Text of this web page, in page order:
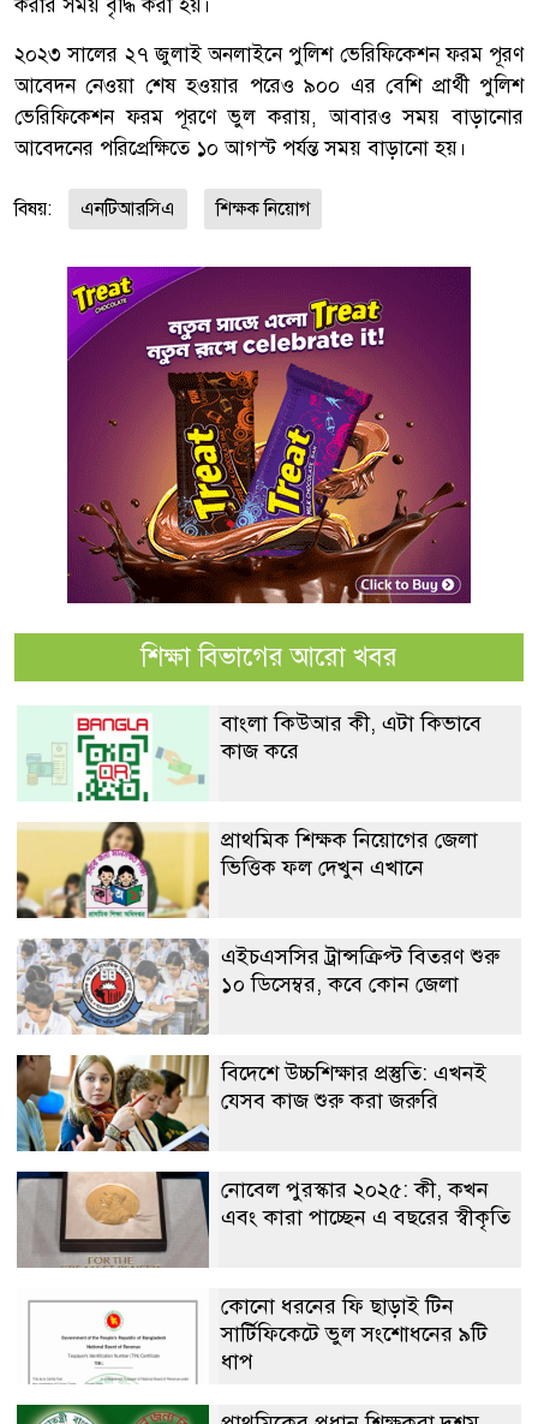
করার সময় বৃদ্ধি করা হয়।
২০২৩ সালের ২৭ জুলাই অনলাইনে পুলিশ ভেরিফিকেশন ফরম পূরণ
আবেদন নেওয়া শেষ হওয়ার পরেও ৯০০ এর বেশি প্রার্থী পুলিশ
ভেরিফিকেশন ফরম পূরণে ভুল করায়, আবারও সময় বাড়ানোর
আবেদনের পরিপ্রেক্ষিতে ১০ আগস্ট পর্যন্ত সময় বাড়ানো হয়।
বিষয়: এনটিআরসিএ শিক্ষক নিয়োগ
শিক্ষা বিভাগের আরো খবর
বাংলা কিউআর কী, এটা কিভাবে
কাজ করে
প্রাথমিক শিক্ষক নিয়োগের জেলা
ভিত্তিক ফল দেখুন এখানে
এইচএসসির ট্রান্সক্রিপ্ট বিতরণ শুরু
১০ ডিসেম্বর, কবে কোন জেলা
বিদেশে উচ্চশিক্ষার প্রস্তুতি: এখনই
যেসব কাজ শুরু করা জরুরি
নোবেল পুরস্কার ২০২৫: কী, কখন
এবং কারা পাচ্ছেন এ বছরের স্বীকৃতি
কোনো ধরনের ফি ছাড়াই টিন
সার্টিফিকেটে ভুল সংশোধনের ৯টি
ধাপ